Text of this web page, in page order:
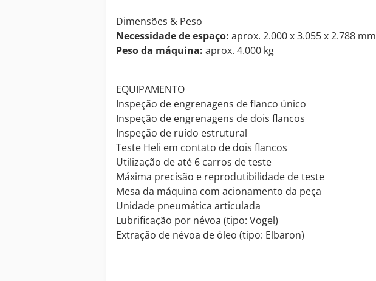
Dimensões & Peso
Necessidade de espaço: aprox. 2.000 x 3.055 x 2.788 mm
Peso da máquina: aprox. 4.000 kg
EQUIPAMENTO
Inspeção de engrenagens de flanco único
Inspeção de engrenagens de dois flancos
Inspeção de ruído estrutural
Teste Heli em contato de dois flancos
Utilização de até 6 carros de teste
Máxima precisão e reprodutibilidade de teste
Mesa da máquina com acionamento da peça
Unidade pneumática articulada
Lubrificação por névoa (tipo: Vogel)
Extração de névoa de óleo (tipo: Elbaron)